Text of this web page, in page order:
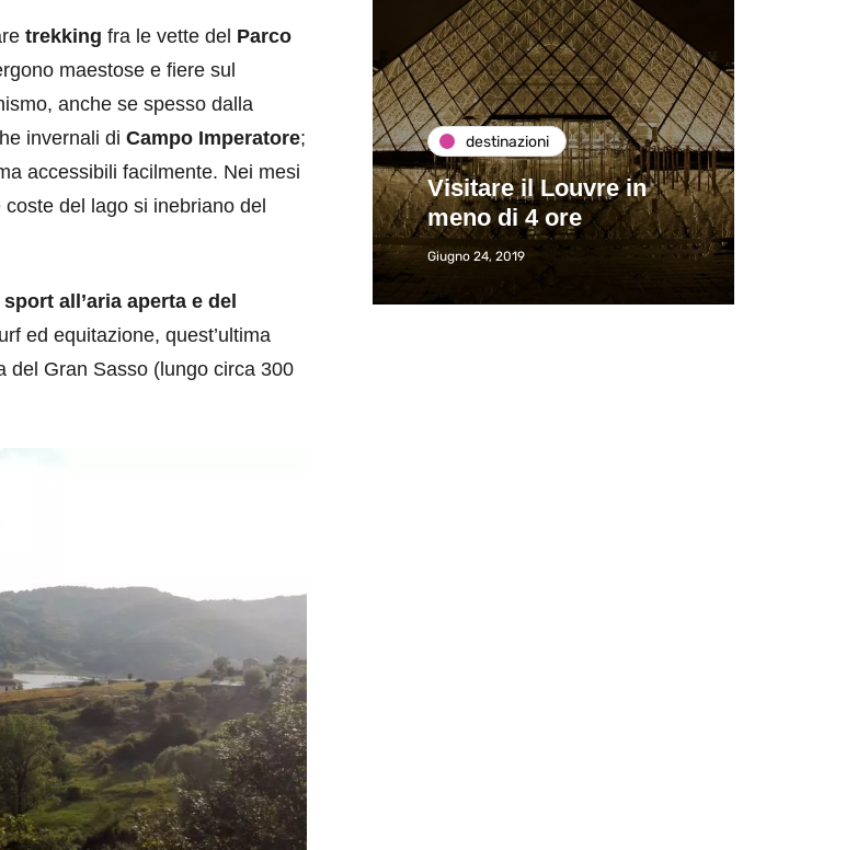
trekking fra le vette del Parco
maestose e fiere sul
anche se spesso dalla
invernali di Campo Imperatore;
accessibili facilmente. Nei mesi
del lago si inebriano del
all’aria aperta e del
ed equitazione, quest’ultima
del Gran Sasso (lungo circa 300
eventi
Rimini e dintorni
destinazioni
Visitare il Louvre in
meno di 4 ore
Giugno 24, 2019